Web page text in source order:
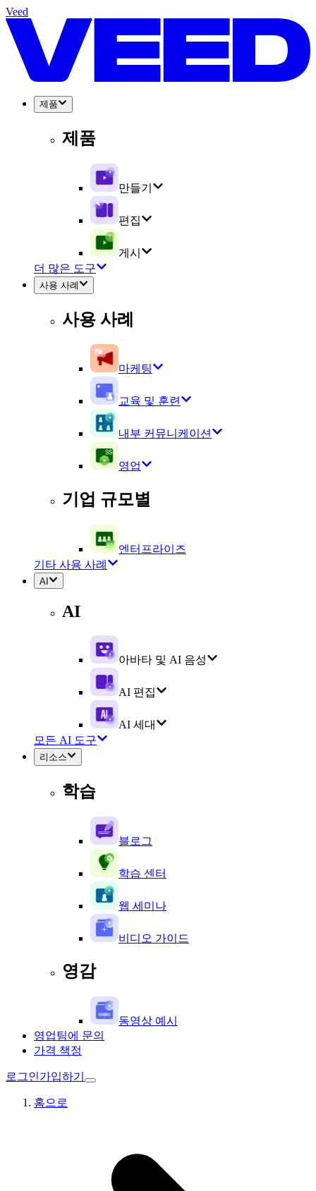
Veed
제품
제품
만들기
편집
게시
더 많은 도구
사용 사례
사용 사례
마케팅
교육 및 훈련
내부 커뮤니케이션
영업
기업 규모별
엔터프라이즈
기타 사용 사례
AI
AI
아바타 및 AI 음성
AI 편집
AI 세대
모든 AI 도구
리소스
학습
블로그
학습 센터
웹 세미나
비디오 가이드
영감
동영상 예시
영업팀에 문의
가격 책정
로그인가입하기
홈으로